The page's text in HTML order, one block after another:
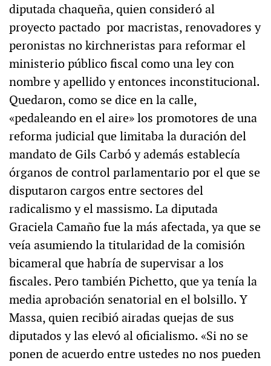
diputada chaqueña, quien consideró al
proyecto pactado por macristas, renovadores y
peronistas no kirchneristas para reformar el
ministerio público fiscal como una ley con
nombre y apellido y entonces inconstitucional.
Quedaron, como se dice en la calle,
«pedaleando en el aire» los promotores de una
reforma judicial que limitaba la duración del
mandato de Gils Carbó y además establecía
órganos de control parlamentario por el que se
disputaron cargos entre sectores del
radicalismo y el massismo. La diputada
Graciela Camaño fue la más afectada, ya que se
veía asumiendo la titularidad de la comisión
bicameral que habría de supervisar a los
fiscales. Pero también Pichetto, que ya tenía la
media aprobación senatorial en el bolsillo. Y
Massa, quien recibió airadas quejas de sus
diputados y las elevó al oficialismo. «Si no se
ponen de acuerdo entre ustedes no nos pueden